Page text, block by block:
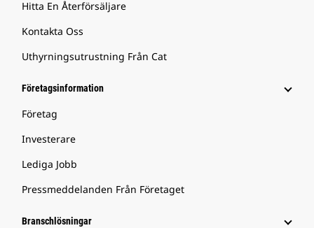
Hitta En Återförsäljare
Kontakta Oss
Uthyrningsutrustning Från Cat
Företagsinformation
Företag
Investerare
Lediga Jobb
Pressmeddelanden Från Företaget
Branschlösningar